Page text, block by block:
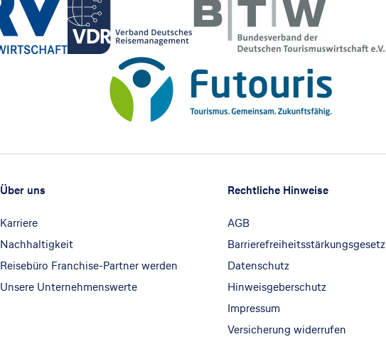
Über uns
Karriere
Nachhaltigkeit
Reisebüro Franchise-Partner werden
Unsere Unternehmenswerte
Rechtliche Hinweise
AGB
Barrierefreiheitsstärkungsgesetz
Datenschutz
Hinweisgeberschutz
Impressum
Versicherung widerrufen